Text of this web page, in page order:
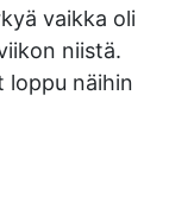
vaikka oli
niistä.
loppu näihin